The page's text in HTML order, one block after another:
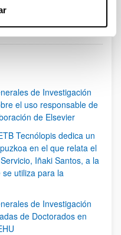
de Investigación
el uso responsable de
de Elsevier
Tecnólopis dedica un
en el que relata el
Iñaki Santos, a la
utiliza para la
de Investigación
de Doctorados en